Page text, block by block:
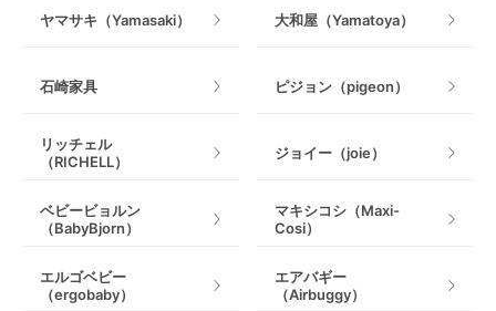
ヤマサキ（Yamasaki） 大和屋（Yamatoya）
石崎家具 ピジョン（pigeon）
リッチェル
（RICHELL）
ジョイー（joie）
ベビービョルン
（BabyBjorn）
マキシコシ（Maxi-
Cosi）
エルゴベビー
（ergobaby）
エアバギー
（Airbuggy）